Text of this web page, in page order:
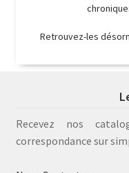
Retrouvez-les
Recevez nos
correspondance sur